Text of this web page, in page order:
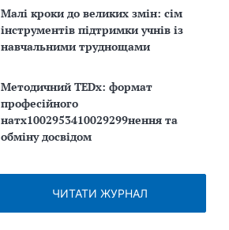
Малі кроки до великих змін: сім
інструментів підтримки учнів із
навчальними труднощами
Методичний TEDx: формат
професійного
натх1002953410029299нення та
обміну досвідом
ЧИТАТИ ЖУРНАЛ